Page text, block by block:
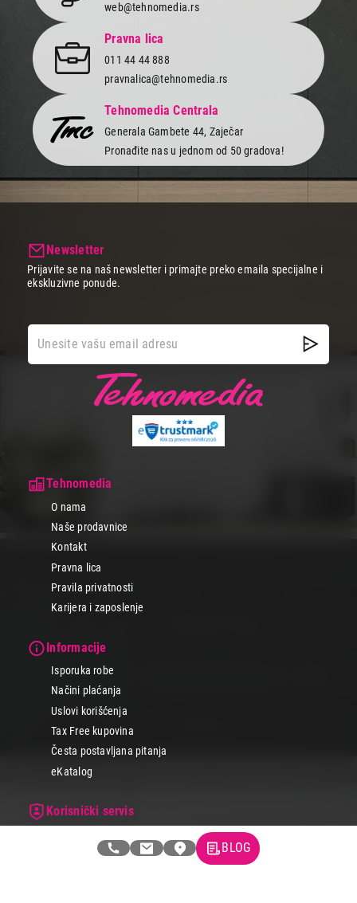
web@tehnomedia.rs
Pravna lica
011 44 44 888
pravnalica@tehnomedia.rs
Tehnomedia Centrala
Generala Gambete 44, Zaječar
Pronađite nas u jednom od 50 gradova!
Tehnomedia
O nama
Naše prodavnice
Kontakt
Pravna lica
Pravila privatnosti
Karijera i zaposlenje
Informacije
Isporuka robe
Načini plaćanja
Uslovi korišćenja
Tax Free kupovina
Česta postavljana pitanja
eKatalog
Korisnički servis
Vraćanje robe
Newsletter
Prijavite se na naš newsletter i primajte preko emaila specijalne i
ekskluzivne ponude.
BLOG